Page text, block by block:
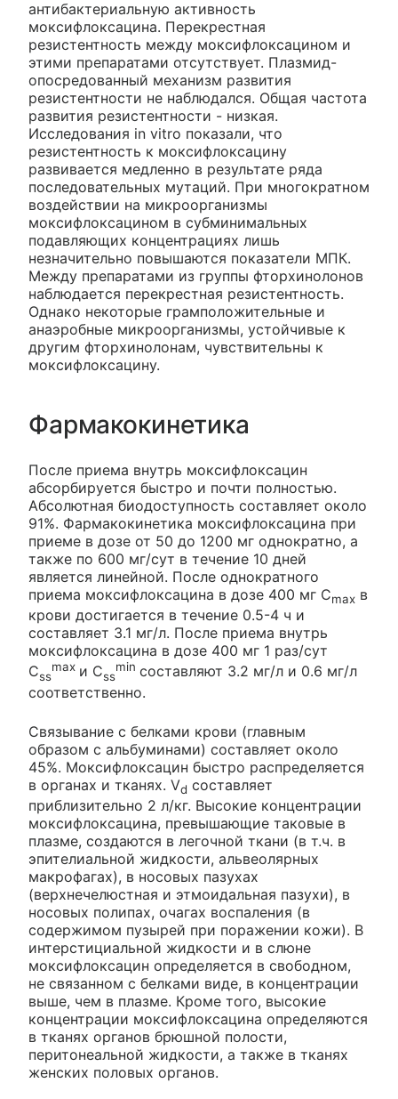
антибактериальную активность
моксифлоксацина. Перекрестная
резистентность между моксифлоксацином и
этими препаратами отсутствует. Плазмид-
опосредованный механизм развития
резистентности не наблюдался. Общая частота
развития резистентности - низкая.
Исследования in vitro показали, что
резистентность к моксифлоксацину
развивается медленно в результате ряда
последовательных мутаций. При многократном
воздействии на микроорганизмы
моксифлоксацином в субминимальных
подавляющих концентрациях лишь
незначительно повышаются показатели МПК.
Между препаратами из группы фторхинолонов
наблюдается перекрестная резистентность.
Однако некоторые грамположительные и
анаэробные микроорганизмы, устойчивые к
другим фторхинолонам, чувствительны к
моксифлоксацину.
Фармакокинетика
После приема внутрь моксифлоксацин
абсорбируется быстро и почти полностью.
Абсолютная биодоступность составляет около
91%. Фармакокинетика моксифлоксацина при
приеме в дозе от 50 до 1200 мг однократно, а
также по 600 мг/сут в течение 10 дней
является линейной. После однократного
приема моксифлоксацина в дозе 400 мг Cmax в
крови достигается в течение 0.5-4 ч и
составляет 3.1 мг/л. После приема внутрь
моксифлоксацина в дозе 400 мг 1 раз/сут
Css
max и Css
min составляют 3.2 мг/л и 0.6 мг/л
соответственно.
Связывание с белками крови (главным
образом с альбуминами) составляет около
45%. Моксифлоксацин быстро распределяется
в органах и тканях. Vd составляет
приблизительно 2 л/кг. Высокие концентрации
моксифлоксацина, превышающие таковые в
плазме, создаются в легочной ткани (в т.ч. в
эпителиальной жидкости, альвеолярных
макрофагах), в носовых пазухах
(верхнечелюстная и этмоидальная пазухи), в
носовых полипах, очагах воспаления (в
содержимом пузырей при поражении кожи). В
интерстициальной жидкости и в слюне
моксифлоксацин определяется в свободном,
не связанном с белками виде, в концентрации
выше, чем в плазме. Кроме того, высокие
концентрации моксифлоксацина определяются
в тканях органов брюшной полости,
перитонеальной жидкости, а также в тканях
женских половых органов.